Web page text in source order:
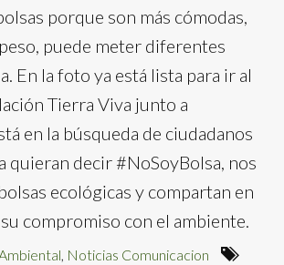
porque son más cómodas,
puede meter diferentes
En la foto ya está lista para ir al
Tierra Viva junto a
en la búsqueda de ciudadanos
quieran decir #NoSoyBolsa, nos
ecológicas y compartan en
compromiso con el ambiente.
, Noticias Comunicacion